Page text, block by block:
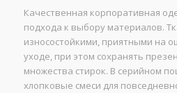
Качественная корпоративная
подхода к выбору материалов.
износостойкими, приятными на
уходе, при этом сохранять
множества стирок. В серийном
хлопковые смеси для